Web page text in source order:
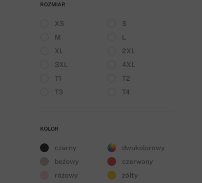
ROZMIAR
XS
S
M
L
XL
2XL
3XL
4XL
T1
T2
T3
T4
KOLOR
czarny
dwukolorowy
beżowy
czerwony
różowy
żółty